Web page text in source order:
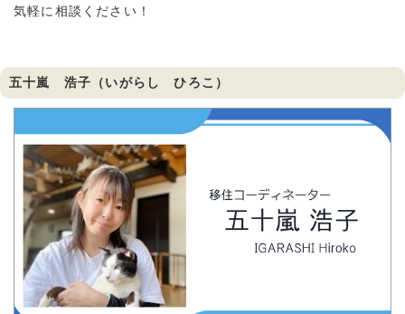
気軽に相談ください！
五十嵐 浩子（いがらし ひろこ）